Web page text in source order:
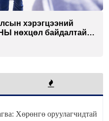
хэрэгцээний
нөхцөл байдалтай
Хөрөнгө оруулагчидтай